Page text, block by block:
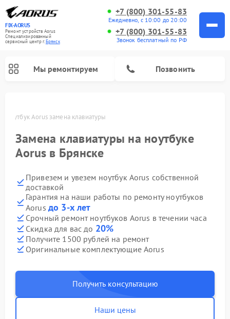
FIX-AORUS
Ремонт устройств Aorus
Специализированный
cервисный центр г.Брянск
+7 (800) 301-55-83
Ежедневно, с 10:00 до 20:00
+7 (800) 301-55-83
Звонок бесплатный по РФ
Мы ремонтируем Позвонить
Ноутбук Aorus замена клавиатуры
Замена клавиатуры на ноутбуке
Aorus в Брянске
Привезем и увезем ноутбук Aorus собственной
доставкой
Гарантия на наши работы по ремонту ноутбуков
Aorus до 3-х лет
Срочный ремонт ноутбуков Aorus в течении часа
Скидка для вас до 20%
Получите 1500 рублей на ремонт
Оригинальные комплектующие Aorus
Получить консультацию
Наши цены